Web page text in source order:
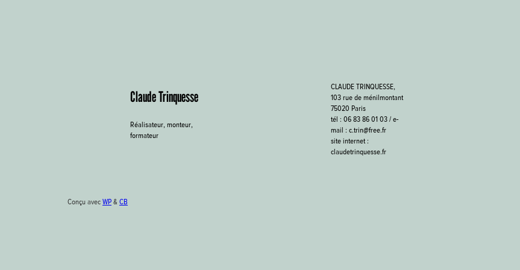
Claude Trinquesse
Réalisateur, monteur,
formateur
CLAUDE TRINQUESSE,
103 rue de ménilmontant
75020 Paris
tél : 06 83 86 01 03 / e-
mail : c.trin@free.fr
site internet :
claudetrinquesse.fr
Conçu avec WP & CB